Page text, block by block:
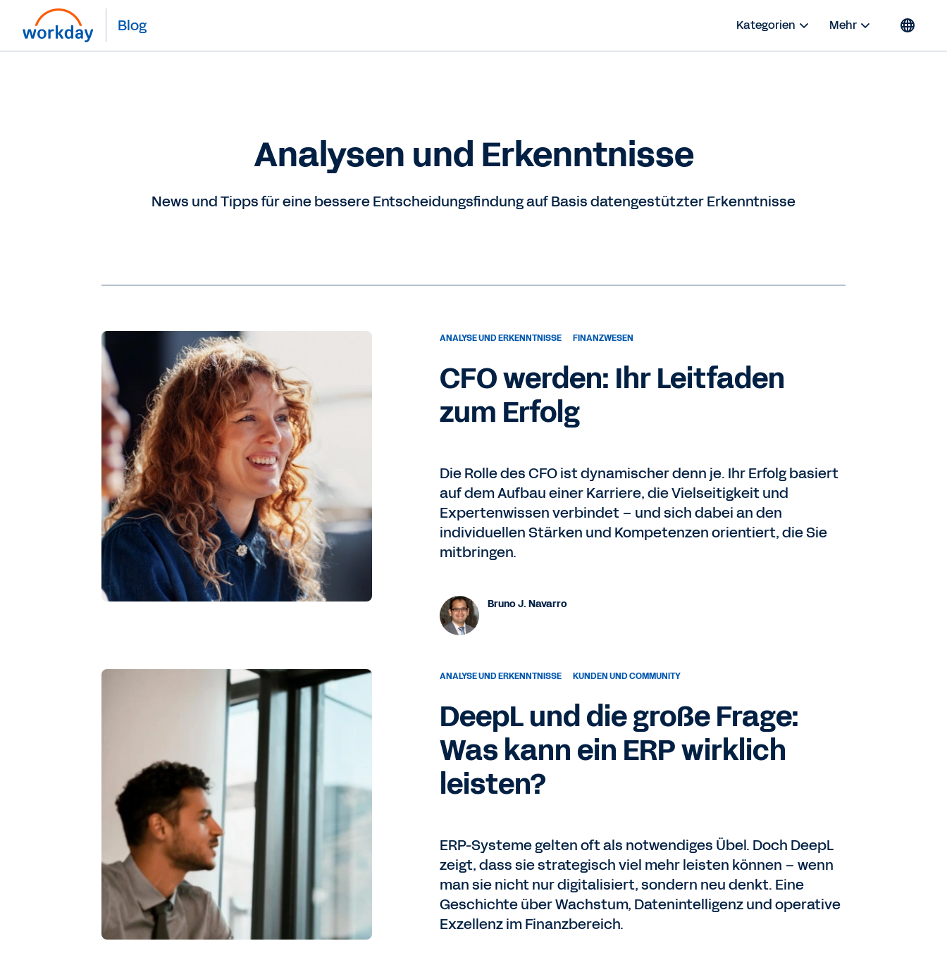
Blog Kategorien Mehr
Analysen und Erkenntnisse
News und Tipps für eine bessere Entscheidungsfindung auf Basis datengestützter Erkenntnisse
ANALYSE UND ERKENNTNISSE FINANZWESEN
CFO werden: Ihr Leitfaden
zum Erfolg
Die Rolle des CFO ist dynamischer denn je. Ihr Erfolg basiert
auf dem Aufbau einer Karriere, die Vielseitigkeit und
Expertenwissen verbindet – und sich dabei an den
individuellen Stärken und Kompetenzen orientiert, die Sie
mitbringen.
Bruno J. Navarro
ANALYSE UND ERKENNTNISSE KUNDEN UND COMMUNITY
DeepL und die große Frage:
Was kann ein ERP wirklich
leisten?
ERP-Systeme gelten oft als notwendiges Übel. Doch DeepL
zeigt, dass sie strategisch viel mehr leisten können – wenn
man sie nicht nur digitalisiert, sondern neu denkt. Eine
Geschichte über Wachstum, Datenintelligenz und operative
Exzellenz im Finanzbereich.